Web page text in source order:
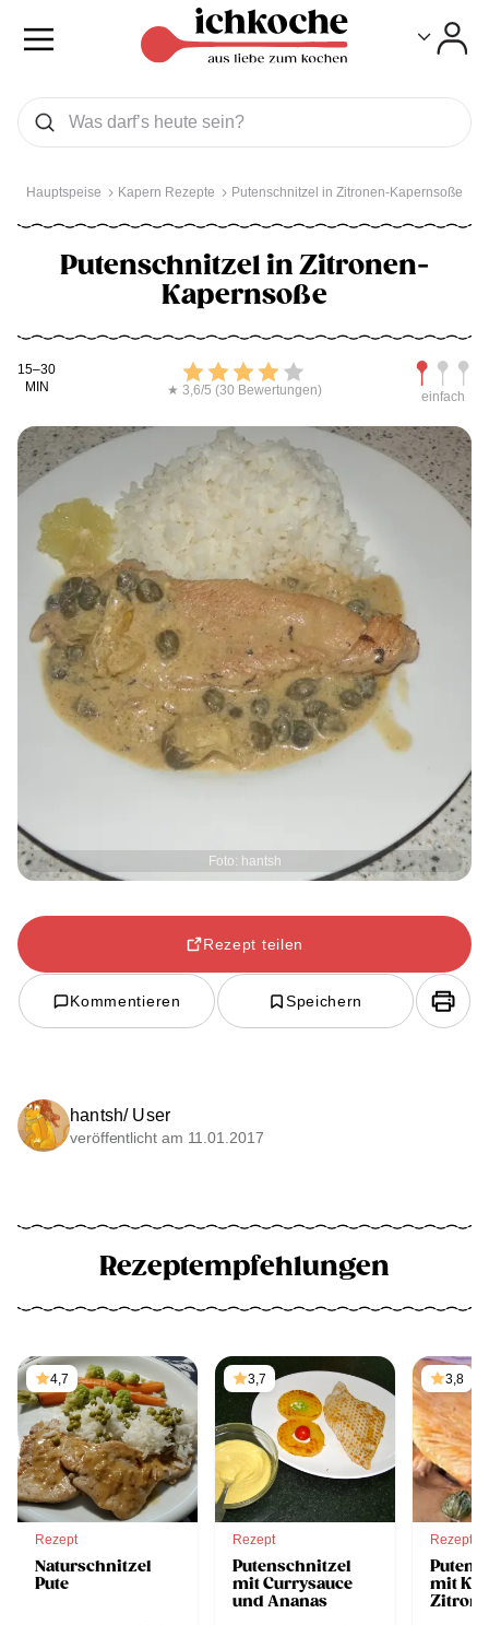
Was wollen Sie suchen
Suchen
Hauptspeise Kapern Rezepte Putenschnitzel in Zitronen-Kapernsoße
Putenschnitzel in Zitronen-
Kapernsoße
Kochdauer
15–30
MIN
Bewerten
★ 3,6/5 (30 Bewertungen) einfach
Foto: hantsh
Rezept teilen
Kommentieren Speichern
hantsh/ User
veröffentlicht am 11.01.2017
Rezeptempfehlungen
4,7
Rezept
Naturschnitzel
Pute
3,7
Rezept
Putenschnitzel
mit Currysauce
und Ananas
3,8
Rezept
mit
Zitrone